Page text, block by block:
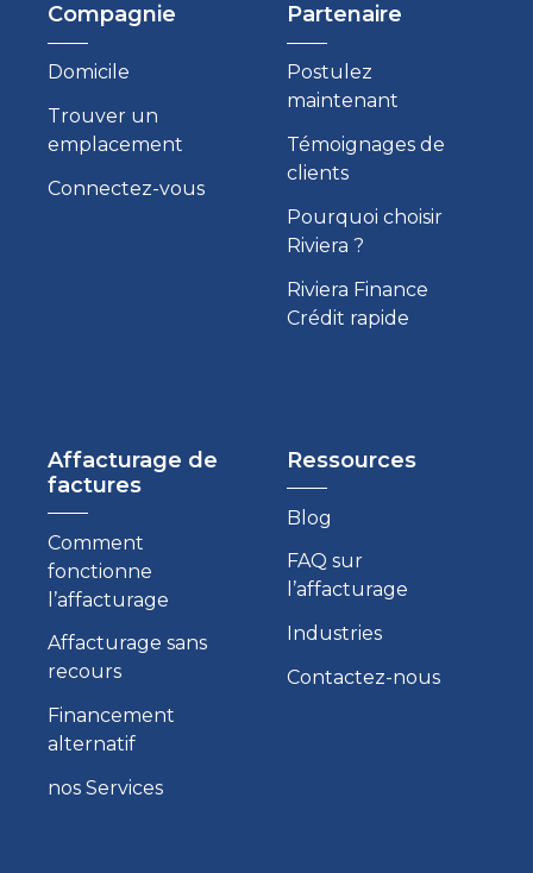
Compagnie
Domicile
Trouver un
emplacement
Connectez-vous
Partenaire
Postulez
maintenant
Témoignages de
clients
Pourquoi choisir
Riviera ?
Riviera Finance
Crédit rapide
Affacturage de
factures
Comment
fonctionne
l’affacturage
Affacturage sans
recours
Financement
alternatif
nos Services
Ressources
Blog
FAQ sur
l’affacturage
Industries
Contactez-nous